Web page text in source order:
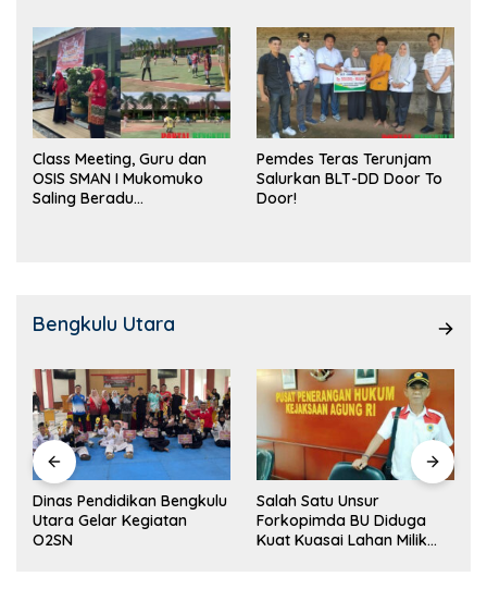
Class Meeting, Guru dan
OSIS SMAN I Mukomuko
Saling Beradu
Pemdes Teras Terunjam
Salurkan BLT-DD Door To
Door!
Bengkulu Utara
Dinas Pendidikan Bengkulu
Utara Gelar Kegiatan
O2SN
Salah Satu Unsur
Forkopimda BU Diduga
Kuat Kuasai Lahan Milik